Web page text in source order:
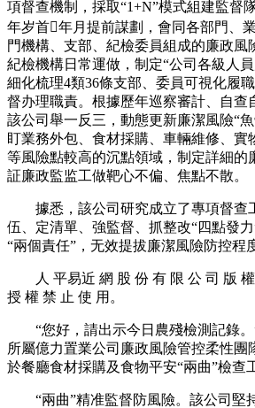
項督查機制，採取“1+N”模式組建監督
年岁首年月提前謀劃，會同各部門、
門機構、支部、紀檢委員組成的廉政風
紀檢機構日常運做，制定“公司各級人
細化梳理4類36條支部、委員可視化履
督办理職責。根據歷年巡察審計、自查
該公司舉一反三，動態更新廉潔風險“
盯業務外包、食材採購、車輛維修、實
等風險點較高的沉點領域，制定詳細的
証廉政監监工做靶心不偏、焦點不散。
據悉，該公司研究成立了專項督查
伍、定清單、強監督、抓整改“四點發
“兩個責任”，无效提拔廉潔風險防控程
人 平易近 網 股 份 有 限 公 司 版 權
授 權 禁 止 使 用。
“您好，請出示今日農殘檢測記錄。
所屬億力置業公司廉政風險管控柔性團
於餐廳食材採購及食物平安“兩曲”檢查
“兩曲”精准監督防風險。該公司堅持